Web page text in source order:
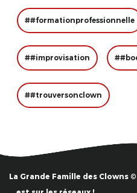
##formationprofessionnelle
##improvisation
##trouversonclown
La Grande Famille des Clowns ©